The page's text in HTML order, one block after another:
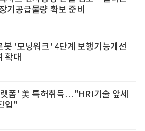
기공급물량 확보 준비
봇 '모닝워크' 4단계 보행기능개선
확대
폼' 美 특허취득…"HRI기술 앞세
입"